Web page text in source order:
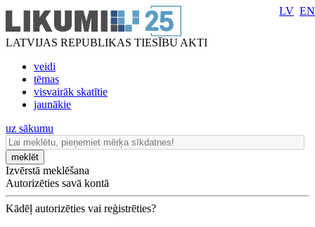
LATVIJAS REPUBLIKAS TIESĪBU AKTI
veidi
tēmas
visvairāk skatītie
jaunākie
LV EN
uz sākumu
meklēt
Izvērstā meklēšana
Autorizēties savā kontā
Kādēļ autorizēties vai reģistrēties?